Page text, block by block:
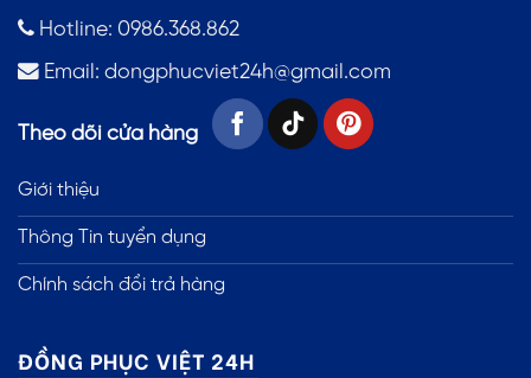
Hotline: 0986.368.862
Email: dongphucviet24h@gmail.com
Theo dõi cửa hàng
Giới thiệu
Thông Tin tuyển dụng
Chính sách đổi trả hàng
ĐỒNG PHỤC VIỆT 24H